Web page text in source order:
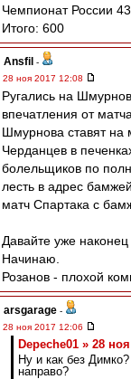
Чемпионат России
Итого: 600
Ansfil -
28 ноя 2017 12:08
Ругались на
впечатления от
Шмурнова ставят на
Черданцев в
болельщиков по
лесть в адрес
матч Спартака с
Давайте уже наконец
Начинаю.
Розанов - плохой
arsgarage -
28 ноя 2017 12:06
Depeche01 » 28
Ну и как без
направо?